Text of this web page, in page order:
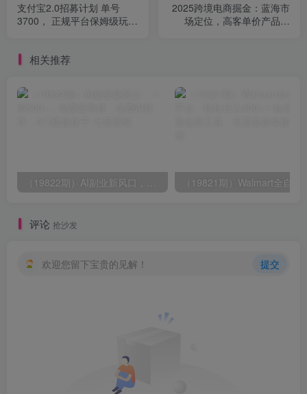
支付宝2.0招募计划 单号
3700， 正规平台保姆级玩法
2025跨境电商掘金：蓝海市
场定位，高客单价产品开
相关推荐
（19822期）AI副业新风口，一单500+，免费派单群，免费AI软件，0门槛直接干
评论 抢沙发
欢迎您留下宝贵的见解！ 提交